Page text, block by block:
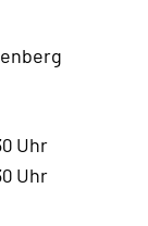
Uhr
Uhr